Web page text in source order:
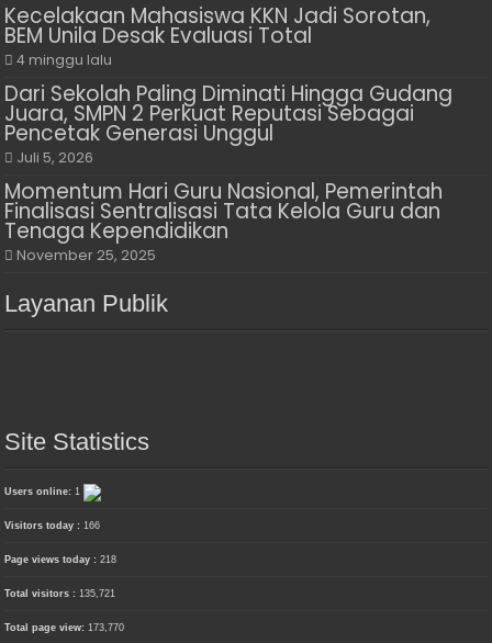
Kecelakaan Mahasiswa KKN Jadi Sorotan,
BEM Unila Desak Evaluasi Total
4 minggu lalu
Dari Sekolah Paling Diminati Hingga Gudang
Juara, SMPN 2 Perkuat Reputasi Sebagai
Pencetak Generasi Unggul
Juli 5, 2026
Momentum Hari Guru Nasional, Pemerintah
Finalisasi Sentralisasi Tata Kelola Guru dan
Tenaga Kependidikan
November 25, 2025
Layanan Publik
Site Statistics
Users online:1
Visitors today :166
Page views today :218
Total visitors :135,721
Total page view:173,770